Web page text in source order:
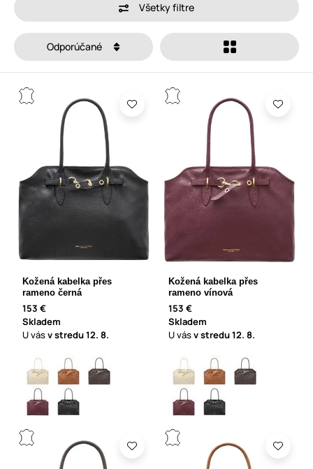
Všetky filtre
Odporúčané
Kožená kabelka přes
rameno černá
153 €
Skladem
U vásv stredu12. 8.
Kožená kabelka přes
rameno vínová
153 €
Skladem
U vásv stredu12. 8.